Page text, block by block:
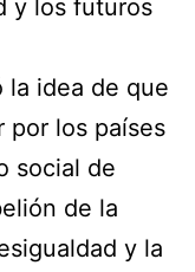
y los futuros
la idea de que
por los países
social de
de la
y la